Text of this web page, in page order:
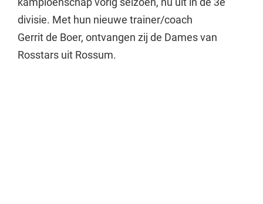
divisie. Met hun nieuwe trainer/coach
Gerrit de Boer, ontvangen zij de Dames van
Rosstars uit Rossum.